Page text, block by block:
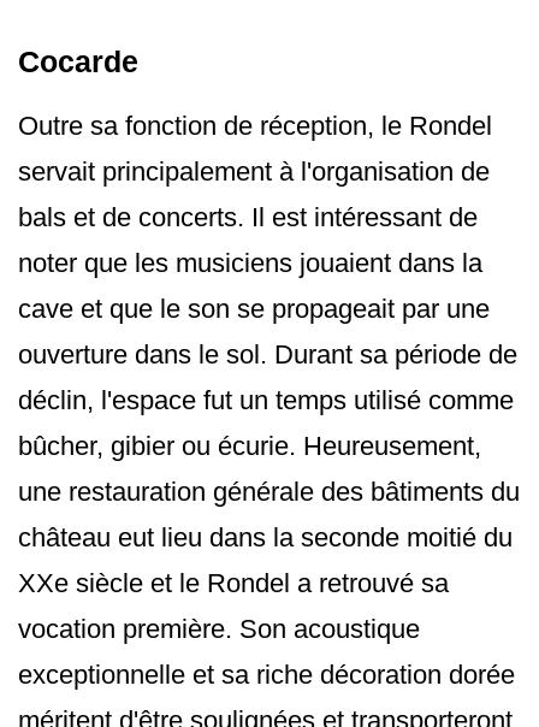
Cocarde
Outre sa fonction de réception, le Rondel
servait principalement à l'organisation de
bals et de concerts. Il est intéressant de
noter que les musiciens jouaient dans la
cave et que le son se propageait par une
ouverture dans le sol. Durant sa période de
déclin, l'espace fut un temps utilisé comme
bûcher, gibier ou écurie. Heureusement,
une restauration générale des bâtiments du
château eut lieu dans la seconde moitié du
XXe siècle et le Rondel a retrouvé sa
vocation première. Son acoustique
exceptionnelle et sa riche décoration dorée
méritent d'être soulignées et transporteront